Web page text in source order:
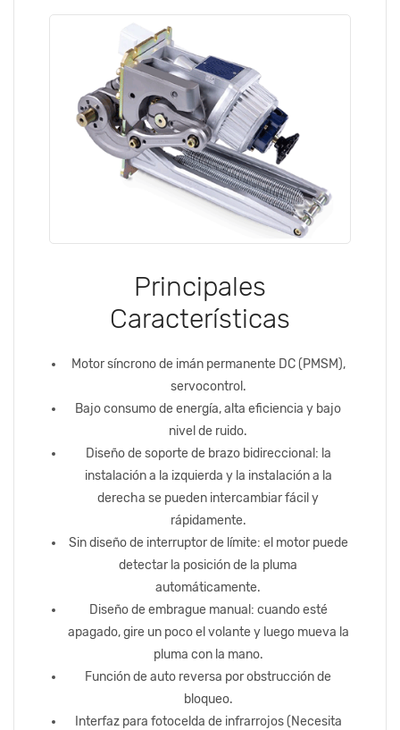
Principales
Características
Motor síncrono de imán permanente DC (PMSM),
servocontrol.
Bajo consumo de energía, alta eficiencia y bajo
nivel de ruido.
Diseño de soporte de brazo bidireccional: la
instalación a la izquierda y la instalación a la
derecha se pueden intercambiar fácil y
rápidamente.
Sin diseño de interruptor de límite: el motor puede
detectar la posición de la pluma
automáticamente.
Diseño de embrague manual: cuando esté
apagado, gire un poco el volante y luego mueva la
pluma con la mano.
Función de auto reversa por obstrucción de
bloqueo.
Interfaz para fotocelda de infrarrojos (Necesita